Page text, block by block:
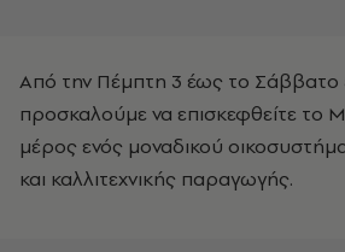
Από την Πέμπτη 3 έως το Σάββατο
προσκαλούμε να επισκεφθείτε το
μέρος ενός μοναδικού
και καλλιτεχνικής παραγωγής.